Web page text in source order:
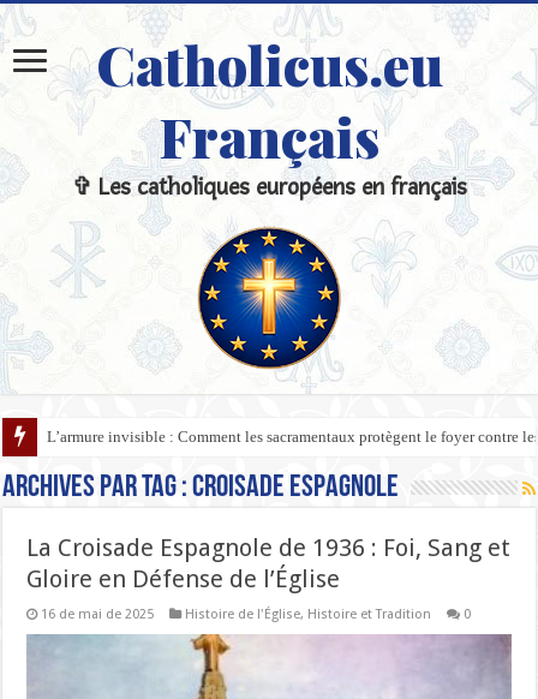
Catholicus.eu
Français
✞ Les catholiques européens en français
L’armure invisible : Comment les sacramentaux protègent le foyer contre
Archives par tag :Croisade Espagnole
La Croisade Espagnole de 1936 : Foi, Sang et
Gloire en Défense de l’Église
16 de mai de 2025 Histoire de l'Église, Histoire et Tradition 0